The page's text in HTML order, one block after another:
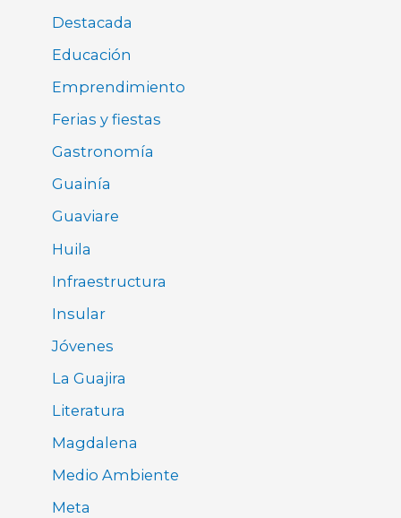
Destacada
Educación
Emprendimiento
Ferias y fiestas
Gastronomía
Guainía
Guaviare
Huila
Infraestructura
Insular
Jóvenes
La Guajira
Literatura
Magdalena
Medio Ambiente
Meta